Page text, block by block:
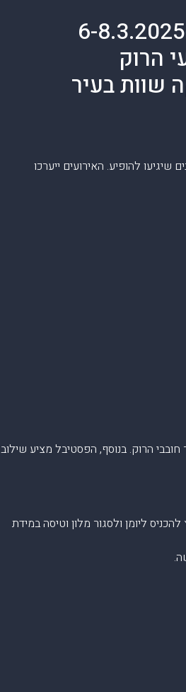
פסטיבל רוק פתאל חוזר זו השנה ה-10 ויתקיים בין ה-6-8.3.2025
הרוק
שוות בעיר
להופיע. האירועים ייערכו
הרוק. בנוסף, הפסטיבל מציע שילוב
להכניס ליומן ולסגור מלון וטיסה במידת